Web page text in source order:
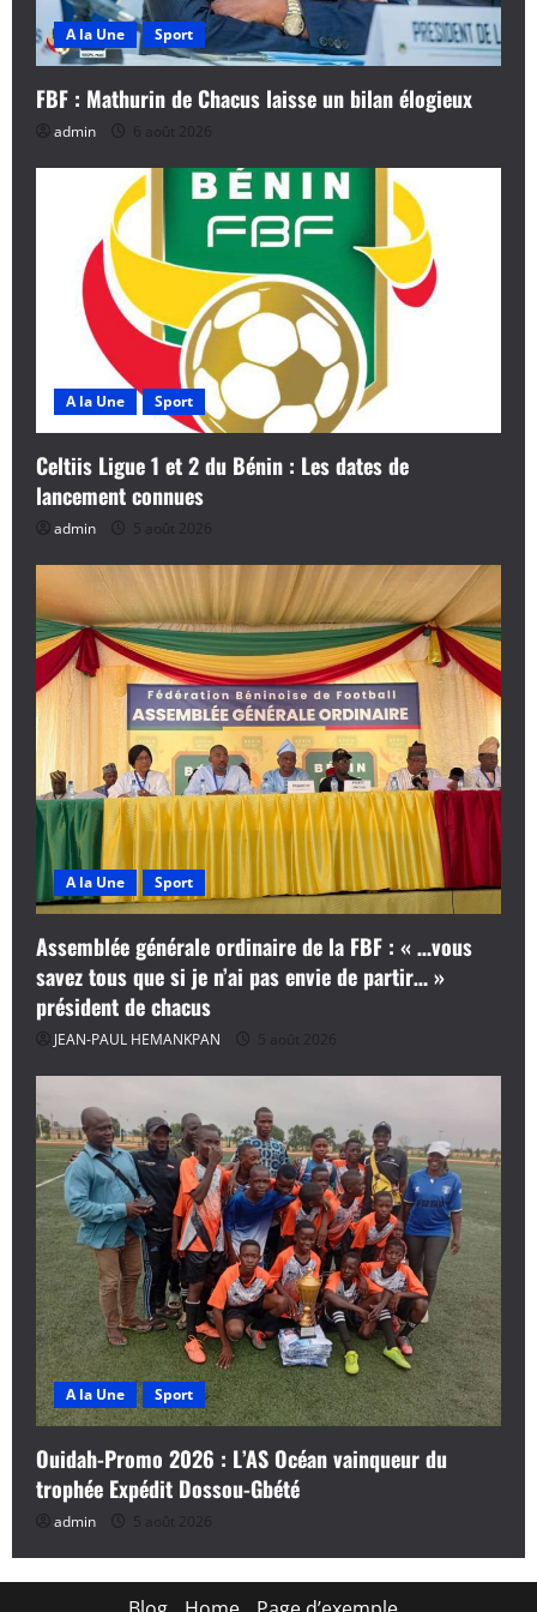
A la Une Sport
FBF : Mathurin de Chacus laisse un bilan élogieux
admin 6 août 2026
A la Une Sport
Celtiis Ligue 1 et 2 du Bénin : Les dates de
lancement connues
admin 5 août 2026
A la Une Sport
Assemblée générale ordinaire de la FBF : « …vous
savez tous que si je n’ai pas envie de partir… »
président de chacus
JEAN-PAUL HEMANKPAN 5 août 2026
A la Une Sport
Ouidah-Promo 2026 : L’AS Océan vainqueur du
trophée Expédit Dossou-Gbété
admin 5 août 2026